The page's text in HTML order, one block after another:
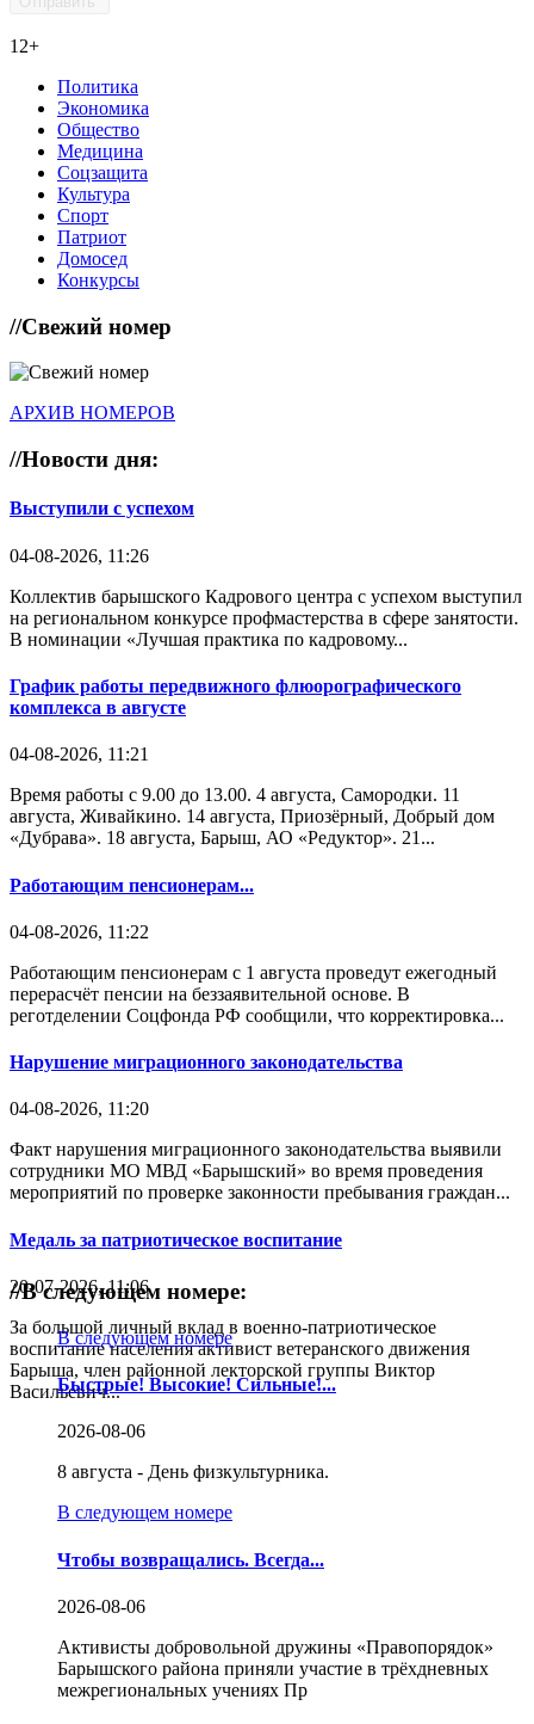
12+
Политика
Экономика
Общество
Медицина
Соцзащита
Культура
Спорт
Патриот
Домосед
Конкурсы
//Свежий номер
АРХИВ НОМЕРОВ
//Новости дня:
Выступили с успехом
04-08-2026, 11:26
Коллектив барышского Кадрового центра с успехом выступил
на региональном конкурсе профмастерства в сфере занятости.
В номинации «Лучшая практика по кадровому...
График работы передвижного флюорографического
комплекса в августе
04-08-2026, 11:21
Время работы с 9.00 до 13.00. 4 августа, Самородки. 11
августа, Живайкино. 14 августа, Приозёрный, Добрый дом
«Дубрава». 18 августа, Барыш, АО «Редуктор». 21...
Работающим пенсионерам...
04-08-2026, 11:22
Работающим пенсионерам с 1 августа проведут ежегодный
перерасчёт пенсии на беззаявительной основе. В
реготделении Соцфонда РФ сообщили, что корректировка...
Нарушение миграционного законодательства
04-08-2026, 11:20
Факт нарушения миграционного законодательства выявили
сотрудники МО МВД «Барышский» во время проведения
мероприятий по проверке законности пребывания граждан...
Медаль за патриотическое воспитание
20-07-2026, 11:06
За большой личный вклад в военно-патриотическое
воспитание населения активист ветеранского движения
Барыша, член районной лекторской группы Виктор
Васильевич...
//В следующем номере:
В следующем номере
Быстрые! Высокие! Сильные!...
2026-08-06
8 августа - День физкультурника.
В следующем номере
Чтобы возвращались. Всегда...
2026-08-06
Активисты добровольной дружины «Правопорядок»
Барышского района приняли участие в трёхдневных
межрегиональных учениях Пр